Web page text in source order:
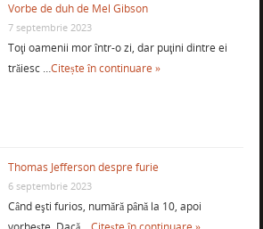
Vorbe de duh de Mel Gibson
7 septembrie 2023
Toţi oamenii mor într-o zi, dar puţini dintre ei
trăiesc …Citește în continuare »
Thomas Jefferson despre furie
6 septembrie 2023
Când eşti furios, numără până la 10, apoi